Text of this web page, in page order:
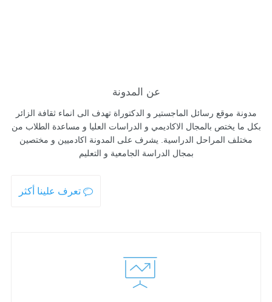
عن المدونة
مدونة موقع رسائل الماجستير و الدكتوراة تهدف الى انماء ثقافة الزائر
بكل ما يختص بالمجال الاكاديمي و الدراسات العليا و مساعدة الطلاب من
مختلف المراحل الدراسية. يشرف على المدونة اكادميين و مختصين
بمجال الدراسة الجامعية و التعليم
تعرف علينا أكثر